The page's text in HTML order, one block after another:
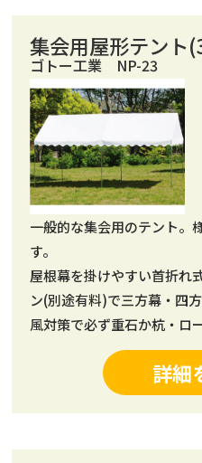
集会用屋形テント
ゴトー工業 NP-23
一般的な集会用のテント。
す。
屋根幕を掛けやすい首折れ
ン(別途有料)で三方幕・四
風対策で必ず重石か杭・ロ
詳細